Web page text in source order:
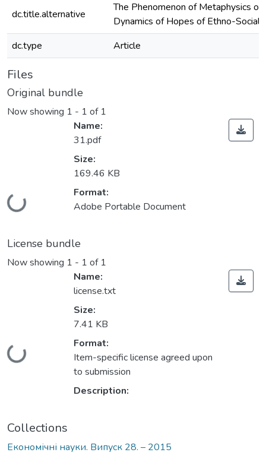
dc.title.alternative
The Phenomenon of Metaphysics of
Dynamics of Hopes of Ethno-Social
dc.type
Article
Files
Original bundle
Now showing 1 - 1 of 1
Loading...
Name:
31.pdf
Size:
169.46 KB
Format:
Adobe Portable Document
License bundle
Now showing 1 - 1 of 1
Loading...
Name:
license.txt
Size:
7.41 KB
Format:
Item-specific license agreed upon
to submission
Description:
Collections
Економічні науки. Випуск 28. – 2015